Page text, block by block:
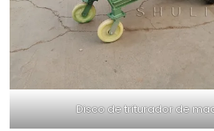
Disco de triturador de